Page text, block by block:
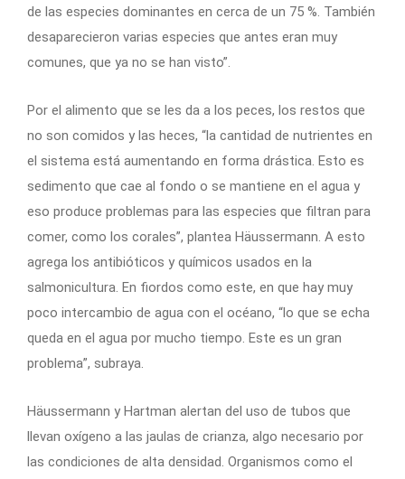
de las especies dominantes en cerca de un 75 %. También
desaparecieron varias especies que antes eran muy
comunes, que ya no se han visto”.
Por el alimento que se les da a los peces, los restos que
no son comidos y las heces, “la cantidad de nutrientes en
el sistema está aumentando en forma drástica. Esto es
sedimento que cae al fondo o se mantiene en el agua y
eso produce problemas para las especies que filtran para
comer, como los corales”, plantea Häussermann. A esto
agrega los antibióticos y químicos usados en la
salmonicultura. En fiordos como este, en que hay muy
poco intercambio de agua con el océano, “lo que se echa
queda en el agua por mucho tiempo. Este es un gran
problema”, subraya.
Häussermann y Hartman alertan del uso de tubos que
llevan oxígeno a las jaulas de crianza, algo necesario por
las condiciones de alta densidad. Organismos como el